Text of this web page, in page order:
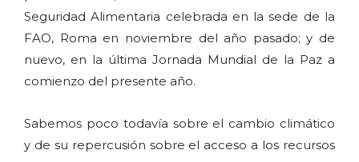
Seguridad Alimentaria celebrada en la sede de la
FAO, Roma en noviembre del año pasado; y de
nuevo, en la última Jornada Mundial de la Paz a
comienzo del presente año.
Sabemos poco todavía sobre el cambio climático
y de su repercusión sobre el acceso a los recursos